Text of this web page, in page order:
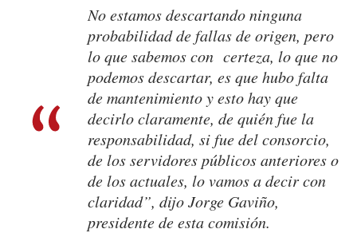
No estamos descartando ninguna
probabilidad de fallas de origen, pero
lo que sabemos con certeza, lo que no
podemos descartar, es que hubo falta
de mantenimiento y esto hay que
decirlo claramente, de quién fue la
responsabilidad, si fue del consorcio,
de los servidores públicos anteriores o
de los actuales, lo vamos a decir con
claridad”, dijo Jorge Gaviño,
presidente de esta comisión.